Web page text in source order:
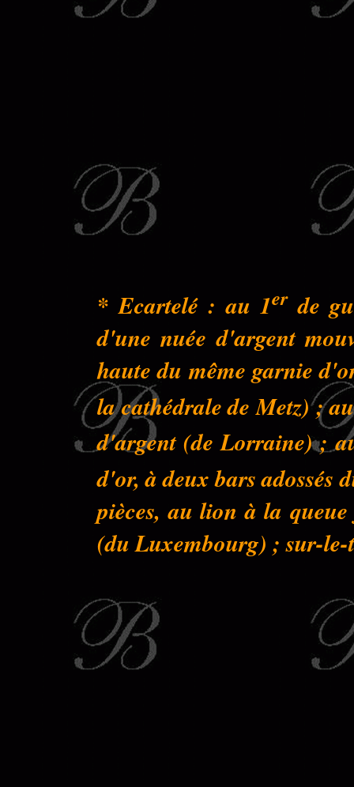
* Ecartelé : au 1erde
d'une nuée d'argent
haute du même garnie
la cathédrale de Metz) ;
d'argent (de Lorraine) ;
d'or, à deux bars adossés
pièces, au lion à la
(du Luxembourg) ; sur-le-